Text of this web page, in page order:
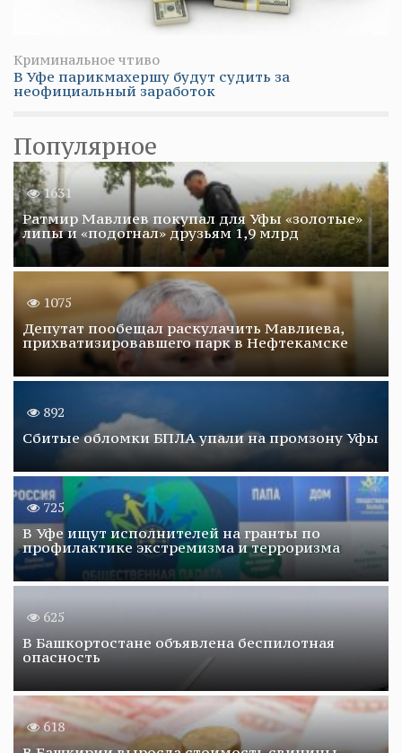
Криминальное чтиво
В Уфе парикмахершу будут судить за
неофициальный заработок
Популярное
1631
Ратмир Мавлиев покупал для Уфы «золотые»
липы и «подогнал» друзьям 1,9 млрд
1075
Депутат пообещал раскулачить Мавлиева,
прихватизировавшего парк в Нефтекамске
892
Сбитые обломки БПЛА упали на промзону Уфы
725
В Уфе ищут исполнителей на гранты по
профилактике экстремизма и терроризма
625
В Башкортостане объявлена беспилотная
опасность
618